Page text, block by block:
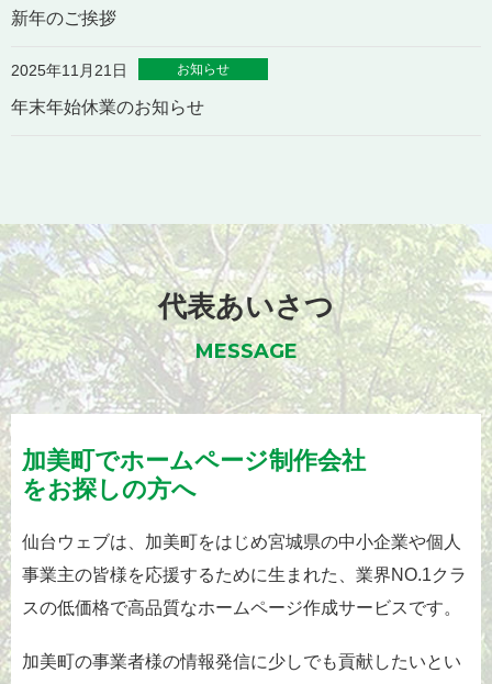
新年のご挨拶
2025年11月21日 お知らせ
年末年始休業のお知らせ
代表あいさつ
MESSAGE
加美町でホームページ制作会社
をお探しの方へ
仙台ウェブは、加美町をはじめ宮城県の中小企業や個人
事業主の皆様を応援するために生まれた、業界NO.1クラ
スの低価格で高品質なホームページ作成サービスです。
加美町の事業者様の情報発信に少しでも貢献したいとい